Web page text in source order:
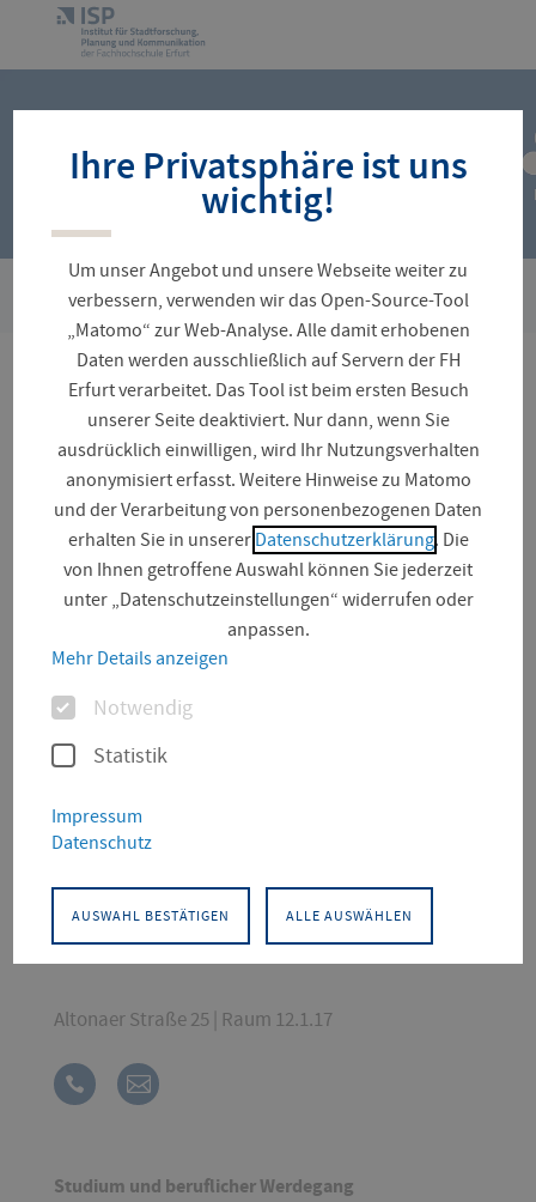
Zur
Navigation
Sie
sind
hier:
Team › Alisea Jacob, M.Sc.
M.Sc. Alisea Jacob
Planung und Kommunikation
Wissenschaftliche Mitarbeiterin
Altonaer Straße 25 | Raum 12.1.17
Studium und beruflicher Werdegang
Ihre Privatsphäre ist uns
wichtig!
Um unser Angebot und unsere Webseite weiter zu
verbessern, verwenden wir das Open-Source-Tool
„Matomo“ zur Web-Analyse. Alle damit erhobenen
Daten werden ausschließlich auf Servern der FH
Erfurt verarbeitet. Das Tool ist beim ersten Besuch
unserer Seite deaktiviert. Nur dann, wenn Sie
ausdrücklich einwilligen, wird Ihr Nutzungsverhalten
anonymisiert erfasst. Weitere Hinweise zu Matomo
und der Verarbeitung von personenbezogenen Daten
erhalten Sie in unserer Datenschutzerklärung. Die
von Ihnen getroffene Auswahl können Sie jederzeit
unter „Datenschutzeinstellungen“ widerrufen oder
anpassen.
Mehr Details anzeigen
OptionenNotwendig
Statistik
Impressum
Datenschutz
AUSWAHL BESTÄTIGEN ALLE AUSWÄHLEN